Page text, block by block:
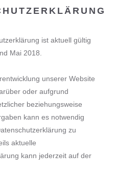
ist aktuell gültig
Mai 2018.
unserer Website
oder aufgrund
beziehungsweise
kann es notwendig
zu
aktuelle
kann jederzeit auf der